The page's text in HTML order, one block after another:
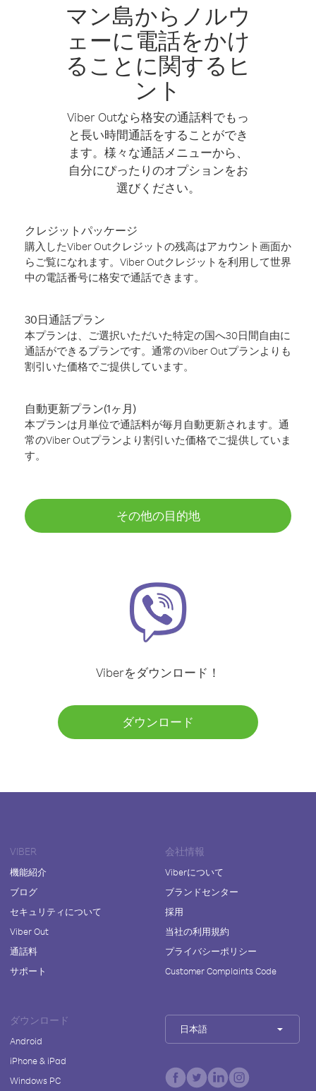
マン島からノルウ
ェーに電話をかけ
ることに関するヒ
ント
Viber Outなら格安の通話料でもっ
と長い時間通話をすることができ
ます。様々な通話メニューから、
自分にぴったりのオプションをお
選びください。
クレジットパッケージ
購入したViber Outクレジットの残高はアカウント画面か
らご覧になれます。Viber Outクレジットを利用して世界
中の電話番号に格安で通話できます。
30日通話プラン
本プランは、ご選択いただいた特定の国へ30日間自由に
通話ができるプランです。通常のViber Outプランよりも
割引いた価格でご提供しています。
自動更新プラン(1ヶ月)
本プランは月単位で通話料が毎月自動更新されます。通
常のViber Outプランより割引いた価格でご提供していま
す。
その他の目的地
Viberをダウンロード！
ダウンロード
VIBER
機能紹介
ブログ
セキュリティについて
Viber Out
通話料
サポート
会社情報
Viberについて
ブランドセンター
採用
当社の利用規約
プライバシーポリシー
Customer Complaints Code
ダウンロード
Android
iPhone & iPad
Windows PC
日本語